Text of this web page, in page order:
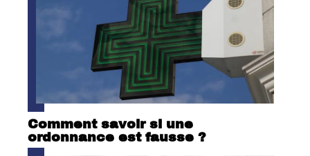
Comment savoir si une
ordonnance est fausse ?